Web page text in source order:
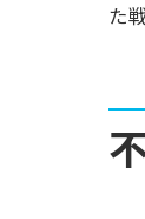
た